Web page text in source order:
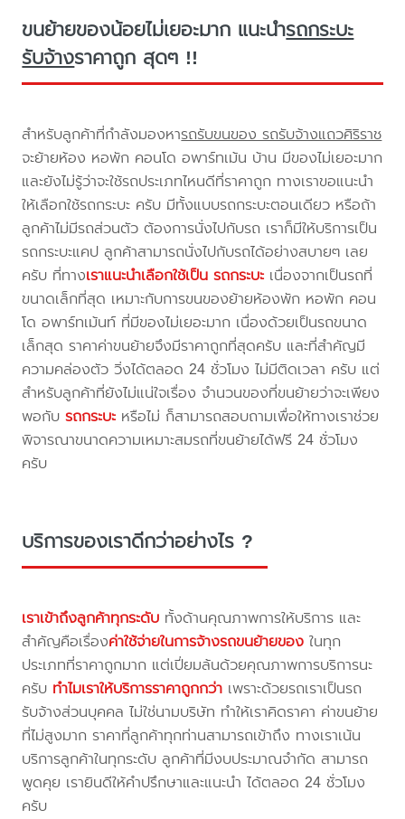
ขนย้ายของน้อยไม่เยอะมาก แนะนำรถกระบะ
รับจ้างราคาถูก สุดๆ !!
สำหรับลูกค้าที่กำลังมองหารถรับขนของ รถรับจ้างแถวศิริราช
จะย้ายห้อง หอพัก คอนโด อพาร์ทเม้น บ้าน มีของไม่เยอะมาก
และยังไม่รู้ว่าจะใช้รถประเภทไหนดีที่ราคาถูก ทางเราขอแนะนำ
ให้เลือกใช้รถกระบะ ครับ มีทั้งแบบรถกระบะตอนเดียว หรือถ้า
ลูกค้าไม่มีรถส่วนตัว ต้องการนั่งไปกับรถ เราก็มีให้บริการเป็น
รถกระบะแคป ลูกค้าสามารถนั่งไปกับรถได้อย่างสบายๆ เลย
ครับ ที่ทางเราแนะนำเลือกใช้เป็น รถกระบะ เนื่องจากเป็นรถที่
ขนาดเล็กที่สุด เหมาะกับการขนของย้ายห้องพัก หอพัก คอน
โด อพาร์ทเม้นท์ ที่มีของไม่เยอะมาก เนื่องด้วยเป็นรถขนาด
เล็กสุด ราคาค่าขนย้ายจึงมีราคาถูกที่สุดครับ และที่สำคัญมี
ความคล่องตัว วิ่งได้ตลอด 24 ชั่วโมง ไม่มีติดเวลา ครับ แต่
สำหรับลูกค้าที่ยังไม่แน่ใจเรื่อง จำนวนของที่ขนย้ายว่าจะเพียง
พอกับรถกระบะ หรือไม่ ก็สามารถสอบถามเพื่อให้ทางเราช่วย
พิจารณาขนาดความเหมาะสมรถที่ขนย้ายได้ฟรี 24 ชั่วโมง
ครับ
บริการของเราดีกว่าอย่างไร ?
เราเข้าถึงลูกค้าทุกระดับ ทั้งด้านคุณภาพการให้บริการ และ
สำคัญคือเรื่องค่าใช้จ่ายในการจ้างรถขนย้ายของ ในทุก
ประเภทที่ราคาถูกมาก แต่เปี่ยมล้นด้วยคุณภาพการบริการนะ
ครับ ทำไมเราให้บริการราคาถูกกว่า เพราะด้วยรถเราเป็นรถ
รับจ้างส่วนบุคคล ไม่ใช่นามบริษัท ทำให้เราคิดราคา ค่าขนย้าย
ที่ไม่สูงมาก ราคาที่ลูกค้าทุกท่านสามารถเข้าถึง ทางเราเน้น
บริการลูกค้าในทุกระดับ ลูกค้าที่มีงบประมาณจำกัด สามารถ
พูดคุย เรายินดีให้คำปรึกษาและแนะนำ ได้ตลอด 24 ชั่วโมง
ครับ